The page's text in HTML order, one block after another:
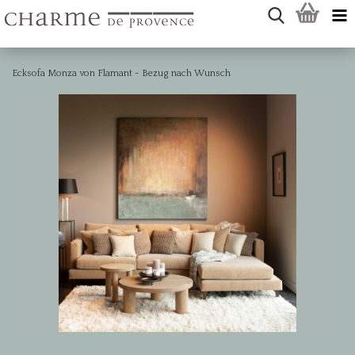
Ecksofa Monza von Flamant - Bezug nach Wunsch